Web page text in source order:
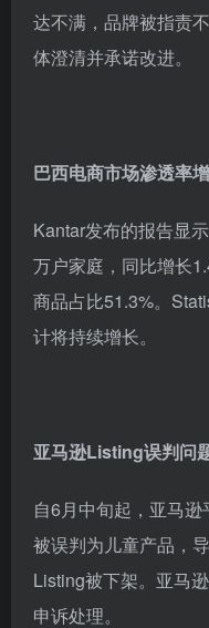
达不满，品牌被指责
体澄清并承诺改进。
巴西电商市场渗透率
Kantar发布的报告显
万户家庭，同比增长
商品占比51.3%。
计将持续增长。
亚马逊Listing误判问
自6月中旬起，亚马
被误判为儿童产品，
Listing被下架。亚马
申诉处理。